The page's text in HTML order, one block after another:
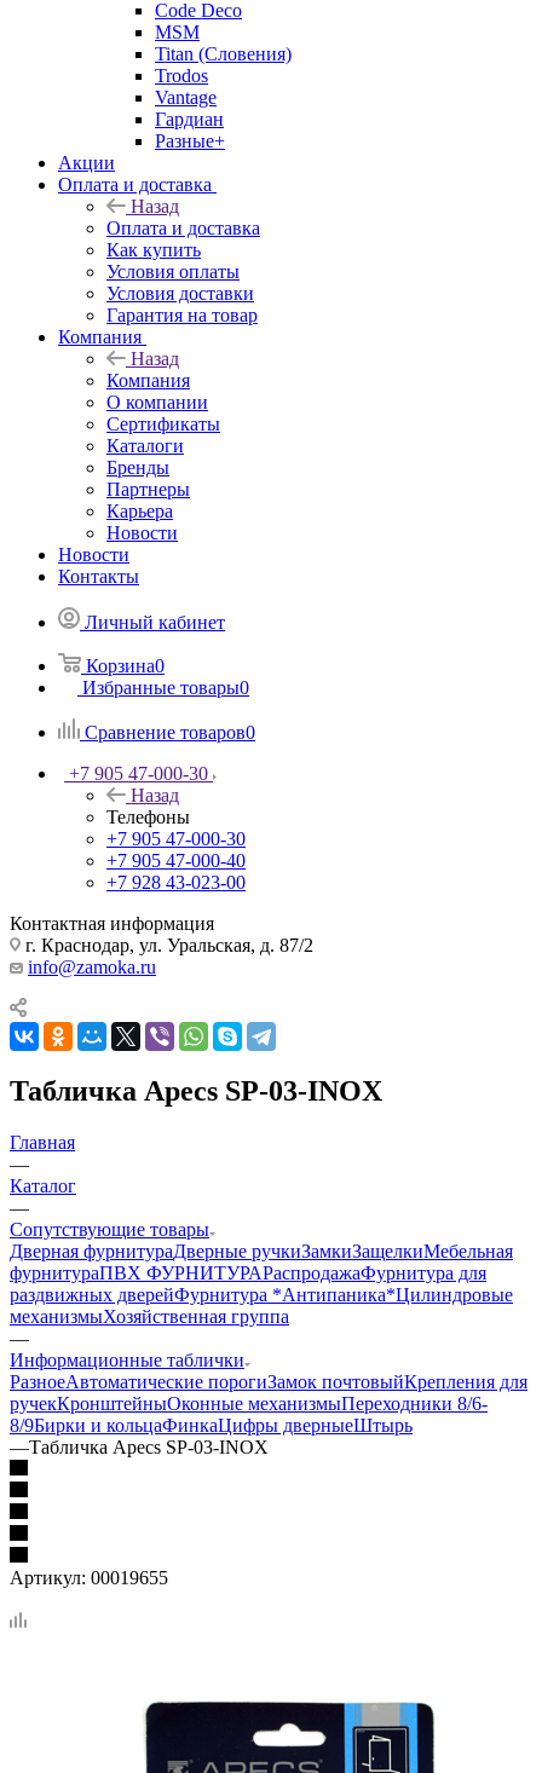
Code Deco
MSM
Titan (Словения)
Trodos
Vantage
Гардиан
Разные+
Акции
Оплата и доставка
Назад
Оплата и доставка
Как купить
Условия оплаты
Условия доставки
Гарантия на товар
Компания
Назад
Компания
О компании
Сертификаты
Каталоги
Бренды
Партнеры
Карьера
Новости
Новости
Контакты
Личный кабинет
Корзина0
Избранные товары0
Сравнение товаров0
+7 905 47-000-30
Назад
Телефоны
+7 905 47-000-30
+7 905 47-000-40
+7 928 43-023-00
Контактная информация
г. Краснодар, ул. Уральская, д. 87/2
info@zamoka.ru
Табличка Apecs SP-03-INOX
Главная
—
Каталог
—
Сопутствующие товары
Дверная фурнитураДверные ручкиЗамкиЗащелкиМебельная
фурнитураПВХ ФУРНИТУРАРаспродажаФурнитура для
раздвижных дверейФурнитура *Антипаника*Цилиндровые
механизмыХозяйственная группа
—
Информационные таблички
РазноеАвтоматические порогиЗамок почтовыйКрепления для
ручекКронштейныОконные механизмыПереходники 8/6-
8/9Бирки и кольцаФинкаЦифры дверныеШтырь
—Табличка Apecs SP-03-INOX
Артикул: 00019655